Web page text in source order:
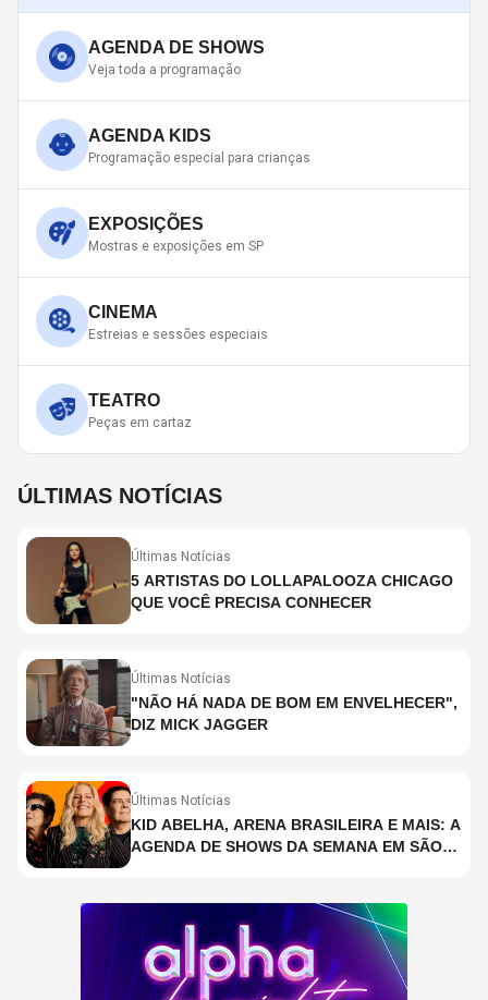
AGENDA DE SHOWS
Veja toda a programação
AGENDA KIDS
Programação especial para crianças
EXPOSIÇÕES
Mostras e exposições em SP
CINEMA
Estreias e sessões especiais
TEATRO
Peças em cartaz
ÚLTIMAS NOTÍCIAS
Últimas Notícias
5 ARTISTAS DO LOLLAPALOOZA CHICAGO
QUE VOCÊ PRECISA CONHECER
Últimas Notícias
"NÃO HÁ NADA DE BOM EM ENVELHECER",
DIZ MICK JAGGER
Últimas Notícias
KID ABELHA, ARENA BRASILEIRA E MAIS: A
AGENDA DE SHOWS DA SEMANA EM SÃO